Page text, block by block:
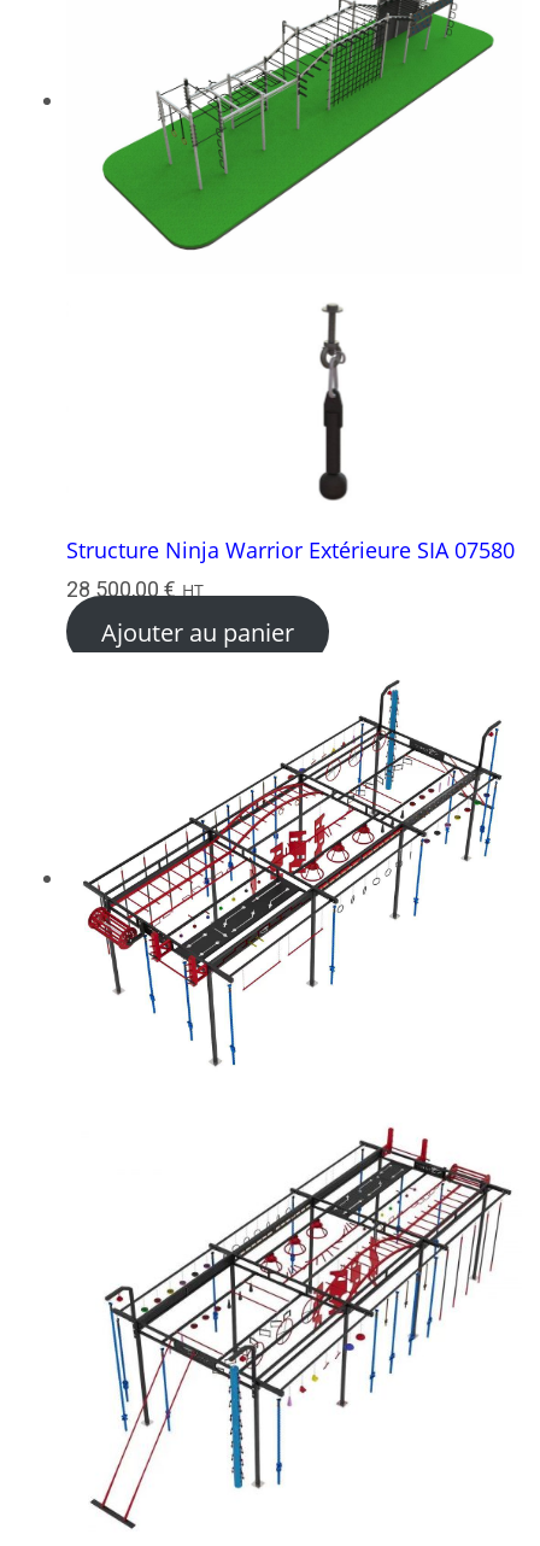
Structure Ninja Warrior Extérieure SIA 07580
28 500,00€ HT
Ajouter au panier